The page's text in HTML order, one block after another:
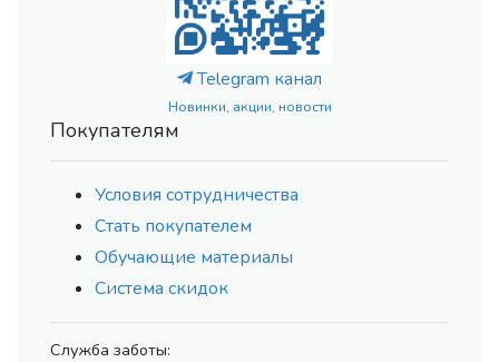
Telegram канал
Новинки, акции, новости
Покупателям
Условия сотрудничества
Стать покупателем
Обучающие материалы
Система скидок
Служба заботы: